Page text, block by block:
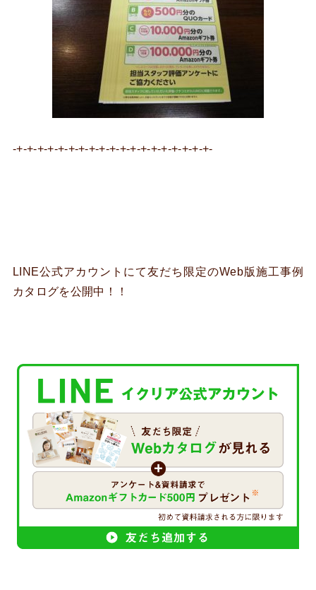
-+-+-+-+-+-+-+-+-+-+-+-+-+-+-+-+-+-+-+-
LINE公式アカウントにて友だち限定のWeb版施工事例
カタログを公開中！！